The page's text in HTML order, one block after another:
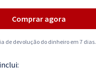
Comprar agora
de devolução do dinheiro em 7 dias.